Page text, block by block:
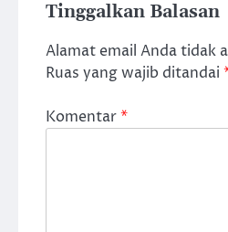
Tinggalkan Balasan
Alamat email Anda tidak
Ruas yang wajib ditandai
Komentar*